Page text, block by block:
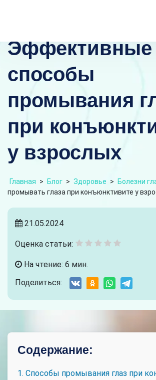
Эффективные
способы
промывания
при
у взрослых
Главная > Блог > Здоровье > Болезни
промывать глаза при конъюнктивите у
21.05.2024
Оценка статьи:
На чтение: 6 мин.
Поделиться:
Содержание:
1. Способы промывания глаз при